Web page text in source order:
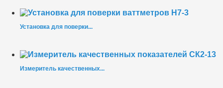
Установка для поверки...
Измеритель качественных...